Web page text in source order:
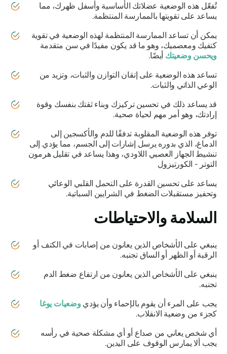
تُفعّل هذه الوضعية عضلاتك الأساسية وأسفل ظهرك، مما
يساعد على تقويتها بالممارسة المنتظمة.
يمكن أن تساعد الممارسة المنتظمة لهذه الوضعية في تقوية
كتفيك ومعصميك، وهو ما قد يكون مفيدًا في سن متقدمة
ويحسن وضعيتكأيضًا.
تساعد هذه الوضعية على إتقان التوازن والثبات، وتزيد من
الوعي الذاتي والثبات.
قد يساعد ذلك في تحسين تركيزك وبناء ثقتك بنفسك وقوة
إرادتك، وهو أمر مهم لحياة صحية.
توفر هذه الوضعية المقلوبة تدفقًا للدم والأكسجين إلى
الدماغ، الذي بدوره يرسل إشارات إلى الجسم، مما يؤدي إلى
تنشيط الجهاز العصبي اللاودي، وهذا يساعد في تقليل هرمون
التوتر - الكورتيزول
يساعد على تحسين القدرة على التحمل القلبي الوعائي
وتحفيز مستقبلات الضغط في الشرايين السباتية.
السلامة والاحتياطات
ينبغي على الأشخاص الذين يعانون من إصابات في الكتف أو
الرقبة أو الظهر أو الساق تجنبه.
ينبغي على الأشخاص الذين يعانون من ارتفاع ضغط الدم
تجنبه.
يجب على المرء أن يقوم بالإحماء وأن يؤديوضعيات يوغا
كجزء من وضعية الانقلاب.
أي شخص يعاني من صداع أو أي مشكلة صحية في رأسه
يجب ألا يمارس الوقوف على اليدين.